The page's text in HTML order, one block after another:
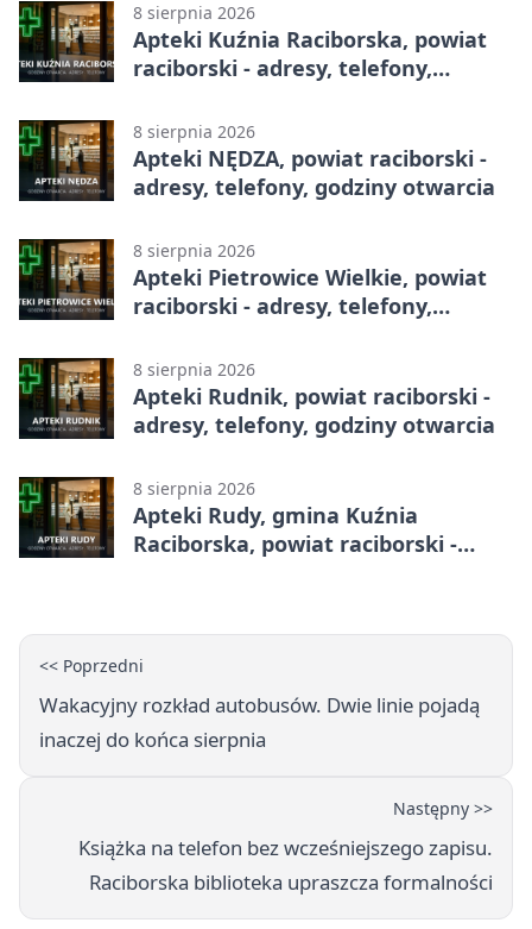
8 sierpnia 2026
Apteki Kuźnia Raciborska, powiat
raciborski - adresy, telefony,
8 sierpnia 2026
Apteki NĘDZA, powiat raciborski -
adresy, telefony, godziny otwarcia
8 sierpnia 2026
Apteki Pietrowice Wielkie, powiat
raciborski - adresy, telefony,
8 sierpnia 2026
Apteki Rudnik, powiat raciborski -
adresy, telefony, godziny otwarcia
8 sierpnia 2026
Apteki Rudy, gmina Kuźnia
Raciborska, powiat raciborski -
<< Poprzedni
Wakacyjny rozkład autobusów. Dwie linie pojadą
inaczej do końca sierpnia
Następny >>
Książka na telefon bez wcześniejszego zapisu.
Raciborska biblioteka upraszcza formalności